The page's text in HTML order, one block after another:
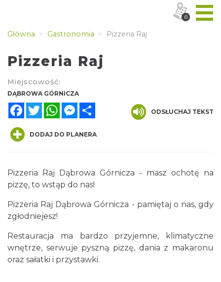
Główna Gastronomia Pizzeria Raj
Pizzeria Raj
Miejscowość:
DĄBROWA GÓRNICZA
FacebookTwitterWhatsAppMessenger
ODSŁUCHAJ TEKST
DODAJ DO PLANERA
Pizzeria Raj Dąbrowa Górnicza - masz ochotę na
pizzę, to wstąp do nas!
Pizzeria Raj Dąbrowa Górnicza - pamiętaj o nas, gdy
zgłodniejesz!
Restauracja ma bardzo przyjemne, klimatyczne
wnętrze, serwuje pyszną pizzę, dania z makaronu
oraz sałatki i przystawki.
0